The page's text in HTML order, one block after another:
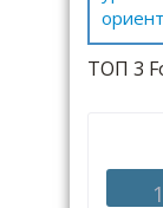
ТОП 3